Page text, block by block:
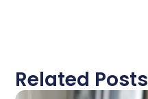
Related Posts